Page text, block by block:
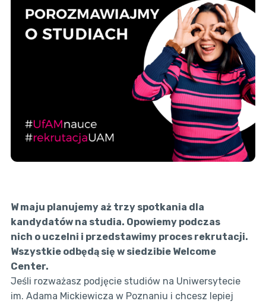
W maju planujemy aż trzy spotkania dla
kandydatów na studia. Opowiemy podczas
nich o uczelni i przedstawimy proces rekrutacji.
Wszystkie odbędą się w siedzibie Welcome
Center.
Jeśli rozważasz podjęcie studiów na Uniwersytecie
im. Adama Mickiewicza w Poznaniu i chcesz lepiej